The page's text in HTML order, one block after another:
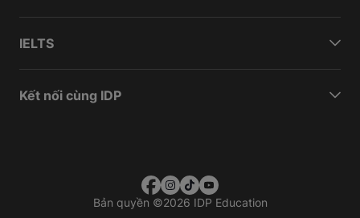
IELTS
Kết nối cùng IDP
Bản quyền ©2026 IDP Education